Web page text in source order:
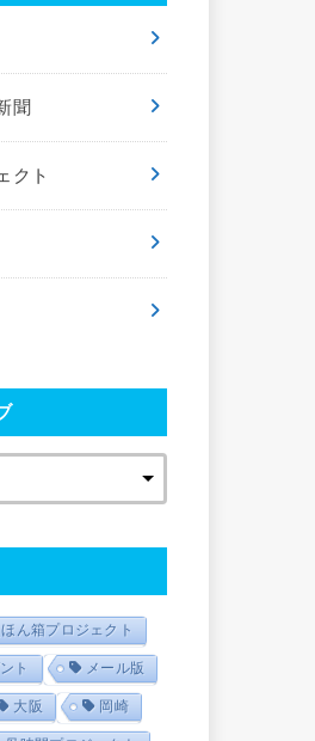
聞
クト
ほん箱プロジェクト
ト メール版
大阪 岡崎